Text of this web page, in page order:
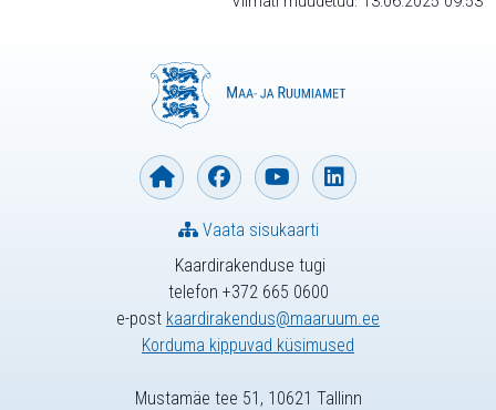
Kaardirakenduse tugi
telefon +372 665 0600
e-post kaardirakendus@maaruum.ee
Korduma kippuvad küsimused
Vaata sisukaarti
Mustamäe tee 51, 10621 Tallinn